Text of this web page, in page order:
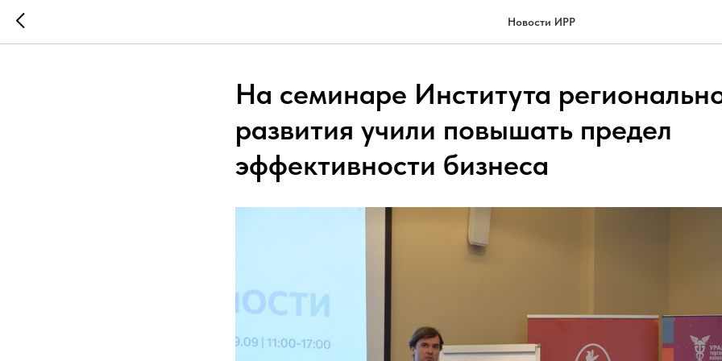
Новости ИРР
На семинаре Института
развития учили повышать предел
эффективности бизнеса